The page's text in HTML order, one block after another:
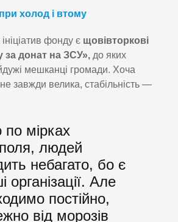
холод і втому
фонду є щовівторкові
за донат на ЗСУ», до яких
мешканці громади. Хоча
не завжди велика, стабільність —
мірках
людей
небагато, бо є
організації. Але
постійно,
від морозів